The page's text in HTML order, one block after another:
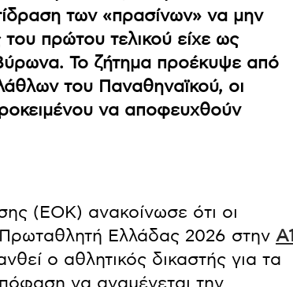
των «πρασίνων» να μην
πρώτου τελικού είχε ως
Το ζήτημα προέκυψε από
του Παναθηναϊκού, οι
να αποφευχθούν
(ΕΟΚ) ανακοίνωσε ότι οι
Πρωταθλητή Ελλάδας 2026 στην Α1
ο αθλητικός δικαστής για τα
να αναμένεται την